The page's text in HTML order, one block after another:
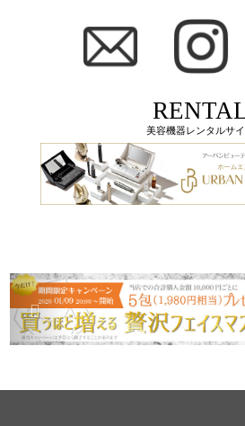
美容機器レンタルサイ